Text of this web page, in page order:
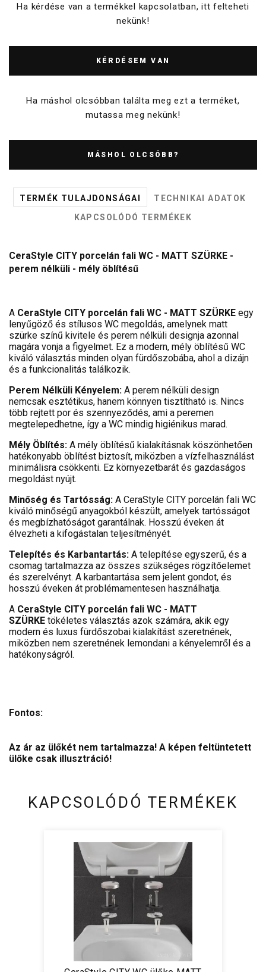
Ha kérdése van a termékkel kapcsolatban, itt felteheti
nekünk!
KÉRDÉSEM VAN
Ha máshol olcsóbban találta meg ezt a terméket,
mutassa meg nekünk!
MÁSHOL OLCSÓBB?
TERMÉK TULAJDONSÁGAI
TECHNIKAI ADATOK
KAPCSOLÓDÓ TERMÉKEK
CeraStyle CITY porcelán fali WC - MATT SZÜRKE -
perem nélküli - mély öblítésű
A CeraStyle CITY porcelán fali WC - MATT SZÜRKE egy
lenyűgöző és stílusos WC megoldás, amelynek matt
szürke színű kivitele és perem nélküli designja azonnal
magára vonja a figyelmet. Ez a modern, mély öblítésű WC
kiváló választás minden olyan fürdőszobába, ahol a dizájn
és a funkcionalitás találkozik.
Perem Nélküli Kényelem: A perem nélküli design
nemcsak esztétikus, hanem könnyen tisztítható is. Nincs
több rejtett por és szennyeződés, ami a peremen
megtelepedhetne, így a WC mindig higiénikus marad.
Mély Öblítés: A mély öblítésű kialakításnak köszönhetően
hatékonyabb öblítést biztosít, miközben a vízfelhasználást
minimálisra csökkenti. Ez környezetbarát és gazdaságos
megoldást nyújt.
Minőség és Tartósság: A CeraStyle CITY porcelán fali WC
kiváló minőségű anyagokból készült, amelyek tartósságot
és megbízhatóságot garantálnak. Hosszú éveken át
élvezheti a kifogástalan teljesítményét.
Telepítés és Karbantartás: A telepítése egyszerű, és a
csomag tartalmazza az összes szükséges rögzítőelemet
és szerelvényt. A karbantartása sem jelent gondot, és
hosszú éveken át problémamentesen használhatja.
A CeraStyle CITY porcelán fali WC - MATT
SZÜRKE tökéletes választás azok számára, akik egy
modern és luxus fürdőszobai kialakítást szeretnének,
miközben nem szeretnének lemondani a kényelemről és a
hatékonyságról.
Fontos:
Az ár az ülőkét nem tartalmazza! A képen feltüntetett
ülőke csak illusztráció!
KAPCSOLÓDÓ TERMÉKEK